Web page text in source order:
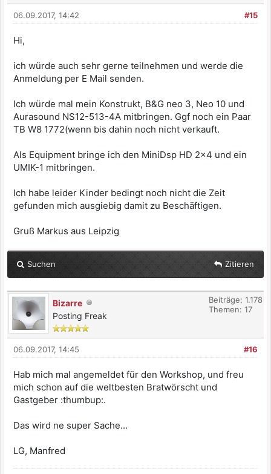
#15
06.09.2017, 14:42
Hi,
ich würde auch sehr gerne teilnehmen und werde die
Anmeldung per E Mail senden.
Ich würde mal mein Konstrukt, B&G neo 3, Neo 10 und
Aurasound NS12-513-4A mitbringen. Ggf noch ein Paar
TB W8 1772(wenn bis dahin noch nicht verkauft.
Als Equipment bringe ich den MiniDsp HD 2x4 und ein
UMIK-1 mitbringen.
Ich habe leider Kinder bedingt noch nicht die Zeit
gefunden mich ausgiebig damit zu Beschäftigen.
Gruß Markus aus Leipzig
Suchen Zitieren
Bizarre
Posting Freak
Beiträge: 1.178
Themen: 17
#16
06.09.2017, 14:45
Hab mich mal angemeldet für den Workshop, und freu
mich schon auf die weltbesten Bratwörscht und
Gastgeber :thumbup:.
Das wird ne super Sache...
LG, Manfred